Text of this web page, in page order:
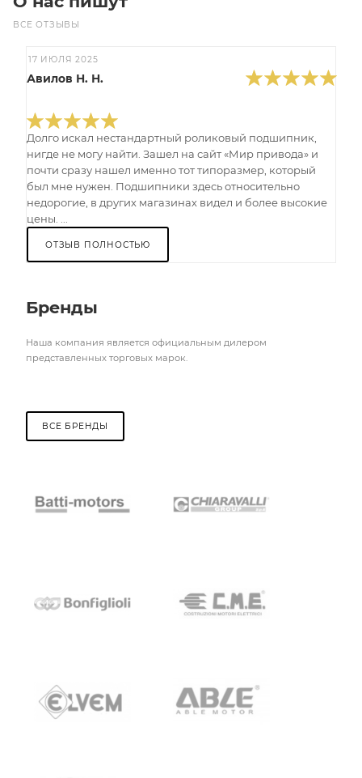
ВСЕ ОТЗЫВЫ
17 ИЮЛЯ 2025
Авилов Н. Н.
Долго искал нестандартный роликовый подшипник,
нигде не могу найти. Зашел на сайт «Мир привода» и
почти сразу нашел именно тот типоразмер, который
был мне нужен. Подшипники здесь относительно
недорогие, в других магазинах видел и более высокие
цены. ...
ОТЗЫВ ПОЛНОСТЬЮ
Бренды
Наша компания является официальным дилером
представленных торговых марок.
ВСЕ БРЕНДЫ